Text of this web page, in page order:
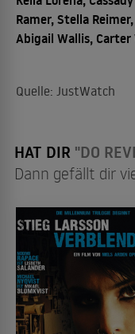
Ramer, Stella
Abigail Wallis, Carter
Quelle: JustWatch
HAT DIR "DO
Dann gefällt dir